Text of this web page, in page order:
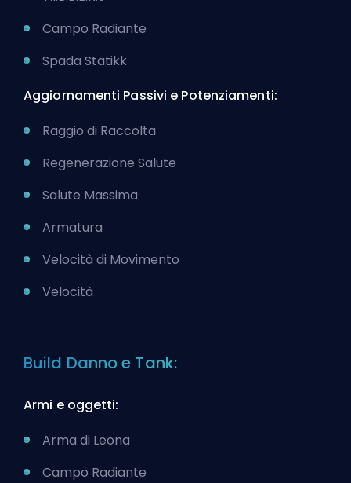
Campo Radiante
Spada Statikk
Aggiornamenti Passivi e Potenziamenti:
Raggio di Raccolta
Regenerazione Salute
Salute Massima
Armatura
Velocità di Movimento
Velocità
Build Danno e Tank:
Armi e oggetti:
Arma di Leona
Campo Radiante